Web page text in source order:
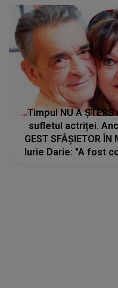
Timpul NU A
sufletul actriței.
GEST SFÂȘIETOR ÎN
Iurie Darie: "A fost